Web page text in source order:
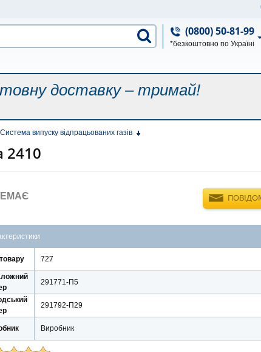
(0800) 50-81-99
*безкоштовно по Україні
доставку – тримай!
Система випуску відпрацьованих газів
2410
727
291771-П5
291792-П29
Виробник